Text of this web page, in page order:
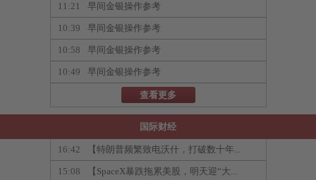
11:21 早间金银操作参考
10:39 早间金银操作参考
10:58 早间金银操作参考
10:49 早间金银操作参考
查看更多
国际财经
16:42 【特朗普频繁致电沃什，打破数十年...
15:08 【SpaceX暴跌拖累美股，明天迎“大...